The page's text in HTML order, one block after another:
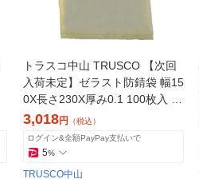
トラスコ中山 TRUSCO 【次回
入荷未定】ゼラスト防錆袋 幅15
0X長さ230X厚み0.1 100枚入 T
ZF-1523 1袋(100枚)（直送品）
3,018円
（税込）
ログイン&全額PayPay支払いで
5%
TRUSCO中山